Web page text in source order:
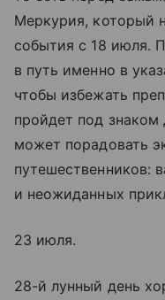
Меркурия, который
события с 18 июля.
в путь именно в
чтобы избежать
пройдет под знаком
может порадовать
путешественников:
и неожиданных
23 июля.
28-й лунный день